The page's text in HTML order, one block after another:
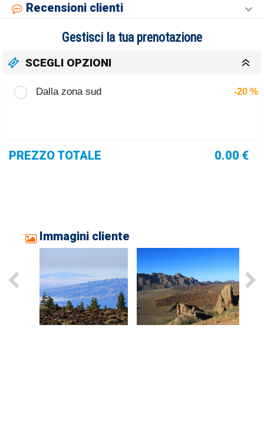
Recensioni clienti
Gestisci la tua prenotazione
SCEGLI OPZIONI
Dalla zona sud -20 %
PREZZO TOTALE 0.00 €
Immagini cliente